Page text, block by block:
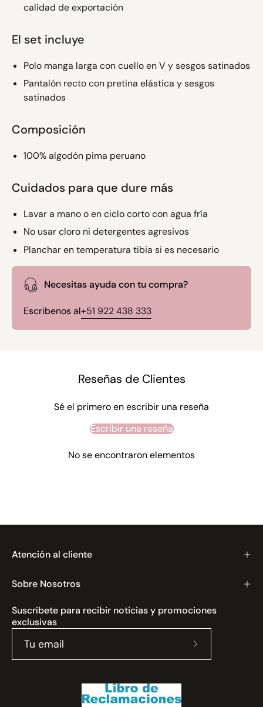
calidad de exportación
El set incluye
Polo manga larga con cuello en V y sesgos satinados
Pantalón recto con pretina elástica y sesgos
satinados
Composición
100% algodón pima peruano
Cuidados para que dure más
Lavar a mano o en ciclo corto con agua fría
No usar cloro ni detergentes agresivos
Planchar en temperatura tibia si es necesario
Necesitas ayuda con tu compra?
Escribenos al+51 922 438 333
Reseñas de Clientes
Sé el primero en escribir una reseña
Escribir una reseña
No se encontraron elementos
Atención al cliente
Sobre Nosotros
Suscríbete para recibir noticias y promociones
exclusivas
Suscríbete